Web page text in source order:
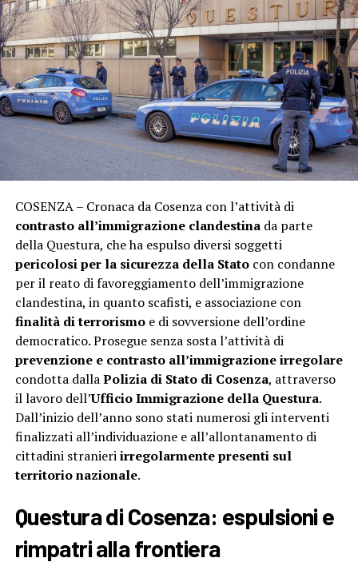
COSENZA – Cronaca da Cosenza con l’attività di
contrasto all’immigrazione clandestinada parte
della Questura, che ha espulso diversi soggetti
pericolosi per la sicurezza della Statocon condanne
per il reato di favoreggiamento dell’immigrazione
clandestina, in quanto scafisti, e associazione con
finalità di terrorismoe di sovversione dell’ordine
democratico. Prosegue senza sosta l’attività di
prevenzione e contrasto all’immigrazione irregolare
condotta dallaPolizia di Stato di Cosenza, attraverso
il lavoro dell’Ufficio Immigrazione della Questura.
Dall’inizio dell’anno sono stati numerosi gli interventi
finalizzati all’individuazione e all’allontanamento di
cittadini stranieriirregolarmente presenti sul
territorio nazionale.
Questura di Cosenza: espulsioni e
rimpatri alla frontiera